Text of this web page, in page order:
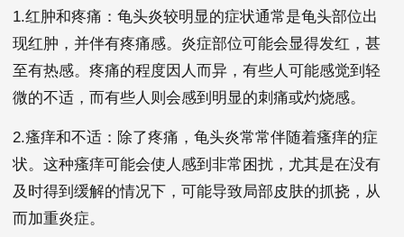
1.红肿和疼痛：龟头炎较明显的症状通常是龟头部位出
现红肿，并伴有疼痛感。炎症部位可能会显得发红，甚
至有热感。疼痛的程度因人而异，有些人可能感觉到轻
微的不适，而有些人则会感到明显的刺痛或灼烧感。
2.瘙痒和不适：除了疼痛，龟头炎常常伴随着瘙痒的症
状。这种瘙痒可能会使人感到非常困扰，尤其是在没有
及时得到缓解的情况下，可能导致局部皮肤的抓挠，从
而加重炎症。